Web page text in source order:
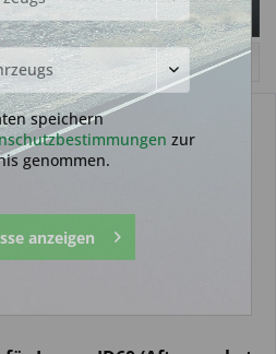
speichern
zur
genommen.
anzeigen